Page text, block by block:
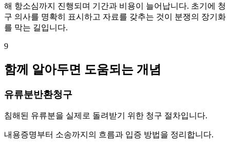
해 항소심까지 진행되며 기간과 비용이 늘어납니다. 초기에 청
구 의사를 명확히 표시하고 자료를 갖추는 것이 분쟁의 장기화
를 막는 길입니다.
9
함께 알아두면 도움되는 개념
유류분반환청구
침해된 유류분을 실제로 돌려받기 위한 청구 절차입니다.
내용증명부터 소송까지의 흐름과 입증 방법을 정리합니다.